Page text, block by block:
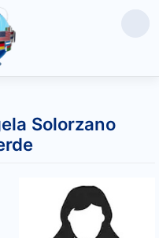
Solorzano